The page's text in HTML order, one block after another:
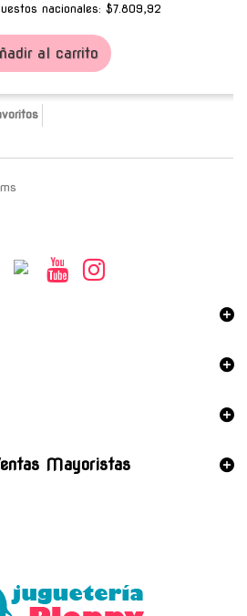
nacionales: $7.809,92
al carrito
Mayoristas